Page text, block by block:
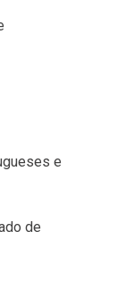
e
de